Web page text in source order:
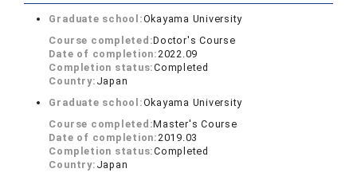
Graduate school:Okayama University
Course completed:Doctor's Course
Date of completion:2022.09
Completion status:Completed
Country: Japan
Graduate school:Okayama University
Course completed:Master's Course
Date of completion:2019.03
Completion status:Completed
Country: Japan